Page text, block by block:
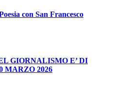
con San Francesco
GIORNALISMO E’ DI
MARZO 2026